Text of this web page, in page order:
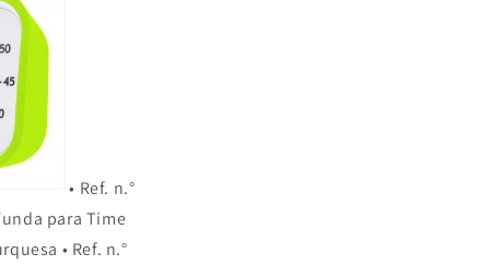
• Ref. n.°
para Time
• Ref. n.°